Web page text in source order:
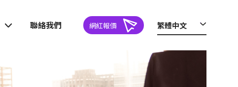
網紅報價 繁體中文
聯絡我們